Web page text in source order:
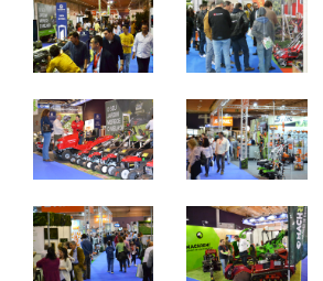
7 a 9 de abril de 2022 - FIL - Lisboa
quinta a sábado - 10h / 19h